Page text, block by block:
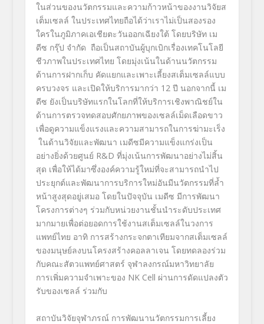
ในส่วนของนวัตกรรมและความก้าวหน้าของงานวิจัยส
เต็มเซลล์ ในประเทศไทยถือได้ว่าเราไม่เป็นสองรอง
ใครในภูมิภาคเอเชียตะวันออกเฉียงใต้ โดยบริษัท เม
ดีซ กรุ๊ป จำกัด ถือเป็นสถาบันผู้บุกเบิกเรื่องเทคโนโลยี
ชีวภาพในประเทศไทย โดยมุ่งเน้นในด้านนวัตกรรม
ด้านการฝากเก็บ คัดแยกและเพาะเลี้ยงสเต็มเซลล์แบบ
ครบวงจร และเปิดให้บริการมากว่า 12ปี นอกจากนี้ เม
ดีซ ยังเป็นบริษัทแรกในโลกที่ให้บริการเชิงพาณิชย์ใน
ด้านการตรวจทดสอบศักยภาพของเซลล์เม็ดเลือดขาว
เพื่อดูความแข็งแรงและความสามารถในการฆ่ามะเร็ง
ในด้านวิจัยและพัฒนา เมดีซมีความแข็งแกร่งเป็น
อย่างยิ่งด้วยศูนย์ R&D ที่มุ่งเน้นการพัฒนาอย่างไม่สิ้น
สุด เพื่อให้ได้มาซึ่งองค์ความรู้ใหม่ที่จะสามารถนำไป
ประยุกต์และพัฒนาการบริการใหม่อันมีนวัตกรรมที่ล้ำ
หน้าสูงสุดอยู่เสมอ โดยในปัจจุบัน เมดีซ มีการพัฒนา
โครงการต่างๆ ร่วมกับหน่วยงานชั้นนำระดับประเทศ
มากมายเพื่อต่อยอดการใช้งานสเต็มเซลล์ในวงการ
แพทย์ไทย อาทิ การสร้างกระจกตาเทียมจากสเต็มเซลล์
ของมนุษย์ลงบนโครงสร้างคอลลาเจน โดยทดลองร่วม
กับคณะสัตวแพทย์ศาสตร์ จุฬาลงกรณ์มหาวิทยาลัย
การเพิ่มความจำเพาะของ NK Cell ผ่านการดัดแปลงตัว
รับของเซลล์ ร่วมกับ
สถาบันวิจัยจุฬาภรณ์ การพัฒนานวัตกรรมการเลี้ยง